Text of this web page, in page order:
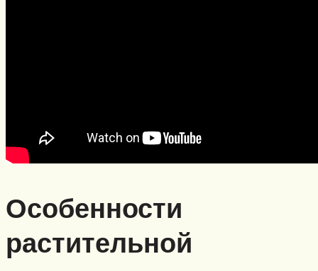
Особенности
растительной